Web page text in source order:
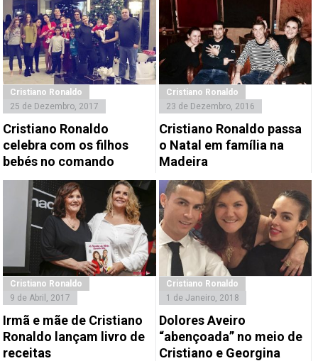
Cristiano Ronaldo
25 de Dezembro, 2017
Cristiano Ronaldo
celebra com os filhos
bebés no comando
Cristiano Ronaldo
23 de Dezembro, 2016
Cristiano Ronaldo passa
o Natal em família na
Madeira
Cristiano Ronaldo
9 de Abril, 2017
Irmã e mãe de Cristiano
Ronaldo lançam livro de
receitas
Cristiano Ronaldo
1 de Janeiro, 2018
Dolores Aveiro
“abençoada” no meio de
Cristiano e Georgina